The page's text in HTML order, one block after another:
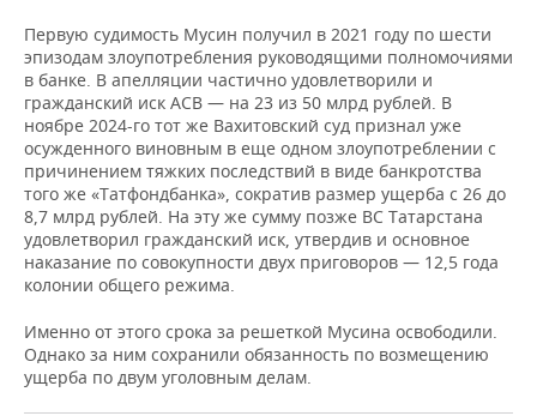
Первую судимость Мусин получил в 2021 году по шести
эпизодам злоупотребления руководящими полномочиями
в банке. В апелляции частично удовлетворили и
гражданский иск АСВ — на 23 из 50 млрд рублей. В
ноябре 2024-го тот же Вахитовский суд признал уже
осужденного виновным в еще одном злоупотреблении с
причинением тяжких последствий в виде банкротства
того же «Татфондбанка», сократив размер ущерба с 26 до
8,7 млрд рублей. На эту же сумму позже ВС Татарстана
удовлетворил гражданский иск, утвердив и основное
наказание по совокупности двух приговоров — 12,5 года
колонии общего режима.
Именно от этого срока за решеткой Мусина освободили.
Однако за ним сохранили обязанность по возмещению
ущерба по двум уголовным делам.